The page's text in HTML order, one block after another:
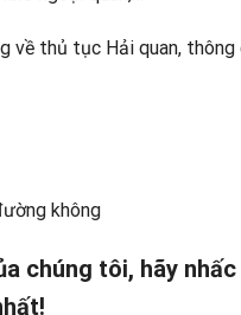
về thủ tục Hải quan, thông
không
chúng tôi, hãy